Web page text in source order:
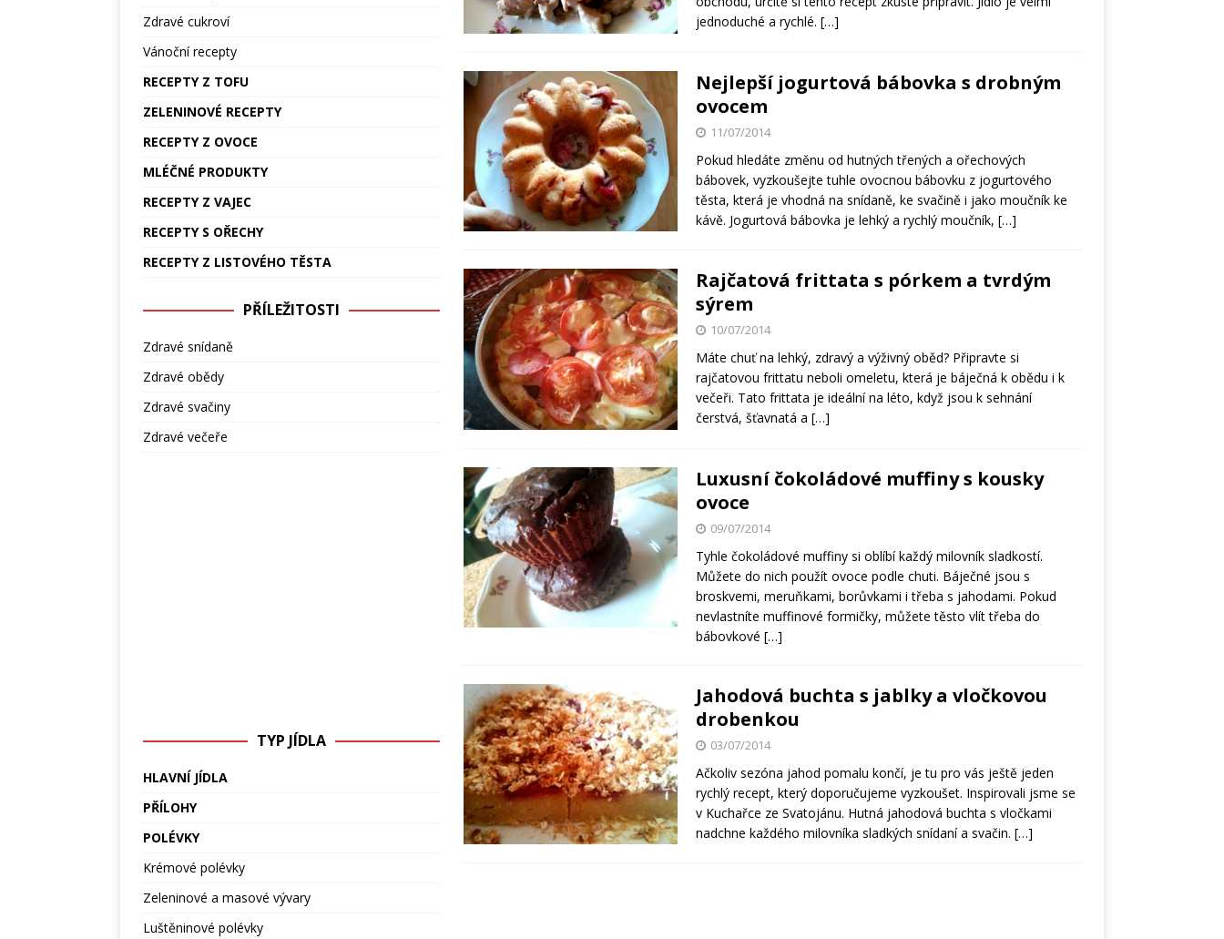
jednoduché a rychlé. […]
Nejlepší jogurtová bábovka s drobným
ovocem
11/07/2014
Pokud hledáte změnu od hutných třených a ořechových
bábovek, vyzkoušejte tuhle ovocnou bábovku z jogurtového
těsta, která je vhodná na snídaně, ke svačině i jako moučník ke
kávě. Jogurtová bábovka je lehký a rychlý moučník, […]
Rajčatová frittata s pórkem a tvrdým
sýrem
10/07/2014
Máte chuť na lehký, zdravý a výživný oběd? Připravte si
rajčatovou frittatu neboli omeletu, která je báječná k obědu i k
večeři. Tato frittata je ideální na léto, když jsou k sehnání
čerstvá, šťavnatá a […]
Luxusní čokoládové muffiny s kousky
ovoce
09/07/2014
Tyhle čokoládové muffiny si oblíbí každý milovník sladkostí.
Můžete do nich použít ovoce podle chuti. Báječné jsou s
broskvemi, meruňkami, borůvkami i třeba s jahodami. Pokud
nevlastníte muffinové formičky, můžete těsto vlít třeba do
bábovkové […]
Jahodová buchta s jablky a vločkovou
drobenkou
03/07/2014
Ačkoliv sezóna jahod pomalu končí, je tu pro vás ještě jeden
rychlý recept, který doporučujeme vyzkoušet. Inspirovali jsme se
v Kuchařce ze Svatojánu. Hutná jahodová buchta s vločkami
nadchne každého milovníka sladkých snídaní a svačin. […]
Zdravé cukroví
Vánoční recepty
RECEPTY Z TOFU
ZELENINOVÉ RECEPTY
RECEPTY Z OVOCE
MLÉČNÉ PRODUKTY
RECEPTY Z VAJEC
RECEPTY S OŘECHY
RECEPTY Z LISTOVÉHO TĚSTA
PŘÍLEŽITOSTI
Zdravé snídaně
Zdravé obědy
Zdravé svačiny
Zdravé večeře
TYP JÍDLA
HLAVNÍ JÍDLA
PŘÍLOHY
POLÉVKY
Krémové polévky
Zeleninové a masové vývary
Luštěninové polévky